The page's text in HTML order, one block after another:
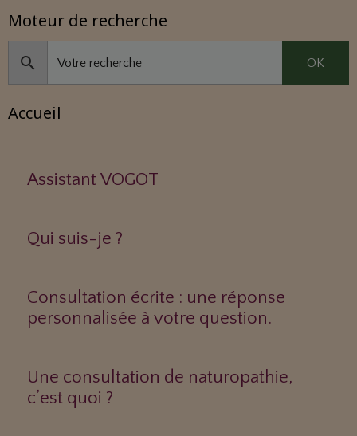
Moteur de recherche
OK
Accueil
Assistant VOGOT
Qui suis-je ?
Consultation écrite : une réponse
personnalisée à votre question.
Une consultation de naturopathie,
c’est quoi ?